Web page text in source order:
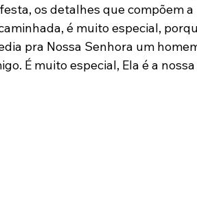
os detalhes que compõem
é muito especial,
pra Nossa Senhora um
É muito especial, Ela é a